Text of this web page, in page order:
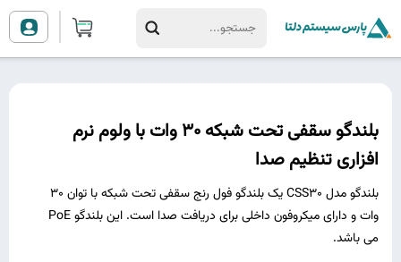
بلندگو سقفی تحت شبکه 30 وات با ولوم نرم
افزاری تنظیم صدا
بلندگو مدل CSS30 یک بلندگو فول رنج سقفی تحت شبکه با توان 30
وات و دارای میکروفون داخلی برای دریافت صدا است. این بلندگو PoE
می باشد.